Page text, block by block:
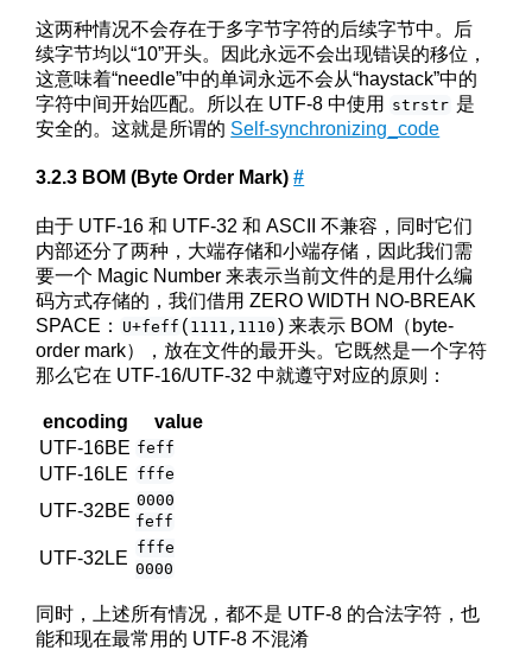
这两种情况不会存在于多字节字符的后续字节中。后
续字节均以“10”开头。因此永远不会出现错误的移位，
这意味着“needle”中的单词永远不会从“haystack”中的
字符中间开始匹配。所以在 UTF-8 中使用
strstr 是
安全的。这就是所谓的 Self-synchronizing_code
BOM (Byte Order Mark)#
由于 UTF-16 和 UTF-32 和 ASCII 不兼容，同时它们
内部还分了两种，大端存储和小端存储，因此我们需
要一个 Magic Number 来表示当前文件的是用什么编
码方式存储的，我们借用 ZERO WIDTH NO-BREAK
SPACE：
U+feff ( 1111,1110 ) 来表示 BOM（byte-
order mark），放在文件的最开头。它既然是一个字符
那么它在 UTF-16/UTF-32 中就遵守对应的原则：
encoding
value
UTF-16BE feff
UTF-16LE fffe
UTF-32BE 0000
feff
UTF-32LE fffe
0000
同时，上述所有情况，都不是 UTF-8 的合法字符，也
能和现在最常用的 UTF-8 不混淆